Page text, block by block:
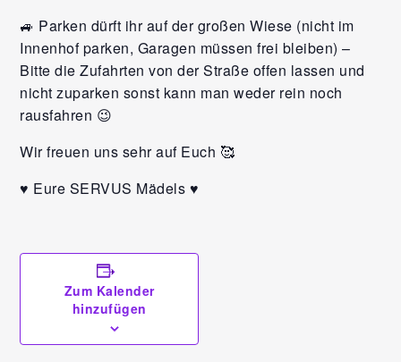
🚙 Parken dürft ihr auf der großen Wiese (nicht im
Innenhof parken, Garagen müssen frei bleiben) –
Bitte die Zufahrten von der Straße offen lassen und
nicht zuparken sonst kann man weder rein noch
rausfahren 😉
Wir freuen uns sehr auf Euch 🥰
♥️ Eure SERVUS Mädels ♥️
Zum Kalender
hinzufügen